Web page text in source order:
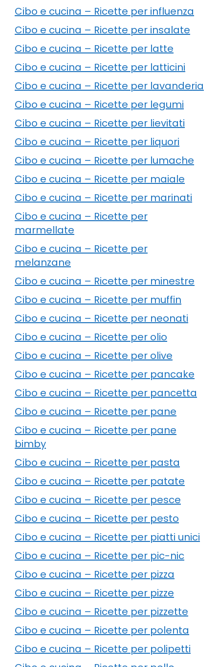
Cibo e cucina – Ricette per influenza
Cibo e cucina – Ricette per insalate
Cibo e cucina – Ricette per latte
Cibo e cucina – Ricette per latticini
Cibo e cucina – Ricette per lavanderia
Cibo e cucina – Ricette per legumi
Cibo e cucina – Ricette per lievitati
Cibo e cucina – Ricette per liquori
Cibo e cucina – Ricette per lumache
Cibo e cucina – Ricette per maiale
Cibo e cucina – Ricette per marinati
Cibo e cucina – Ricette per
marmellate
Cibo e cucina – Ricette per
melanzane
Cibo e cucina – Ricette per minestre
Cibo e cucina – Ricette per muffin
Cibo e cucina – Ricette per neonati
Cibo e cucina – Ricette per olio
Cibo e cucina – Ricette per olive
Cibo e cucina – Ricette per pancake
Cibo e cucina – Ricette per pancetta
Cibo e cucina – Ricette per pane
Cibo e cucina – Ricette per pane
bimby
Cibo e cucina – Ricette per pasta
Cibo e cucina – Ricette per patate
Cibo e cucina – Ricette per pesce
Cibo e cucina – Ricette per pesto
Cibo e cucina – Ricette per piatti unici
Cibo e cucina – Ricette per pic-nic
Cibo e cucina – Ricette per pizza
Cibo e cucina – Ricette per pizze
Cibo e cucina – Ricette per pizzette
Cibo e cucina – Ricette per polenta
Cibo e cucina – Ricette per polipetti